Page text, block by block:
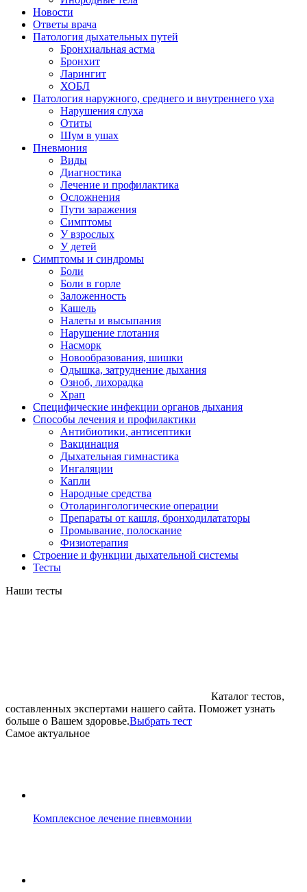
Новости
Ответы врача
Патология дыхательных путей
Бронхиальная астма
Бронхит
Ларингит
ХОБЛ
Патология наружного, среднего и внутреннего уха
Нарушения слуха
Отиты
Шум в ушах
Пневмония
Виды
Диагностика
Лечение и профилактика
Осложнения
Пути заражения
Симптомы
У взрослых
У детей
Симптомы и синдромы
Боли
Боли в горле
Заложенность
Кашель
Налеты и высыпания
Нарушение глотания
Насморк
Новообразования, шишки
Одышка, затруднение дыхания
Озноб, лихорадка
Храп
Специфические инфекции органов дыхания
Способы лечения и профилактики
Антибиотики, антисептики
Вакцинация
Дыхательная гимнастика
Ингаляции
Капли
Народные средства
Отоларингологические операции
Препараты от кашля, бронходилататоры
Промывание, полоскание
Физиотерапия
Строение и функции дыхательной системы
Тесты
Наши тесты
Каталог тестов,
составленных экспертами нашего сайта. Поможет узнать
больше о Вашем здоровье.Выбрать тест
Cамое актуальное
Комплексное лечение пневмонии